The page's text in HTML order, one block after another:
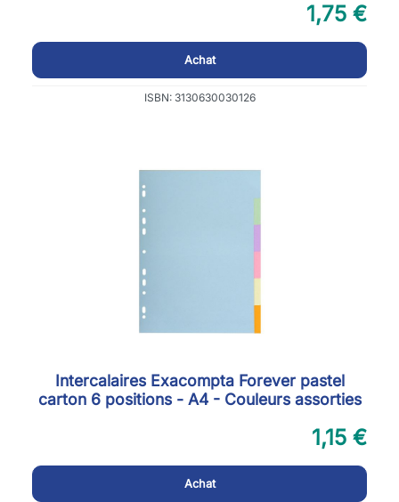
1,75 €
Achat
ISBN: 3130630030126
Intercalaires Exacompta Forever pastel
carton 6 positions - A4 - Couleurs assorties
1,15 €
Achat